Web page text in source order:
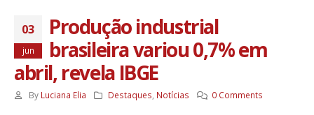
03
jun
Produção industrial
brasileira variou 0,7% em
abril, revela IBGE
By Luciana Elia Destaques Notícias 0 Comments